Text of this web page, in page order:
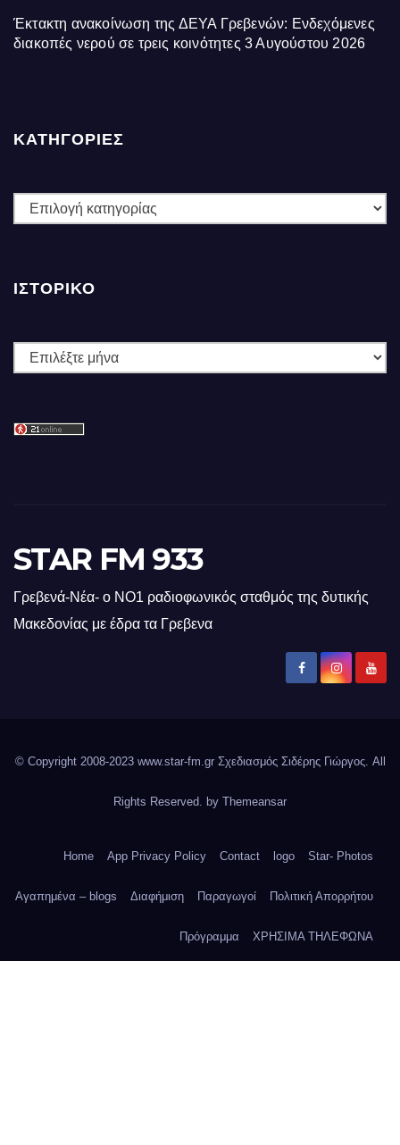
Έκτακτη ανακοίνωση της ΔΕΥΑ Γρεβενών: Ενδεχόμενες
διακοπές νερού σε τρεις κοινότητες 3 Αυγούστου 2026
ΚΑΤΗΓΟΡΙΕΣ
ΚΑΤΗΓΟΡΙΕΣ
ΙΣΤΟΡΙΚΌ
Ιστορικό
STAR FM 933
Γρεβενά-Νέα- ο ΝΟ1 ραδιοφωνικός σταθμός της δυτικής
Μακεδονίας με έδρα τα Γρεβενα
© Copyright 2008-2023 www.star-fm.gr Σχεδιασμός Σιδέρης Γιώργος. All
Rights Reserved. by Themeansar
Home App Privacy Policy Contact logo Star- Photos
Αγαπημένα – blogs Διαφήμιση Παραγωγοί Πολιτική Απορρήτου
Πρόγραμμα ΧΡΗΣΙΜΑ ΤΗΛΕΦΩΝΑ